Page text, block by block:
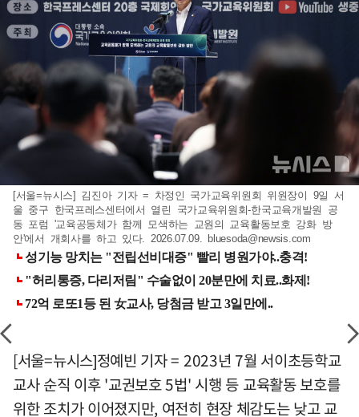
[서울=뉴시스] 김진아 기자 = 차정인 국가교육위원회 위원장이 9일 서
울 중구 한국프레스센터에서 열린 국가교육위원회-한국교육개발원 공
동 포럼 '교육공동체가 함께 모색하는 교원의 교육활동보호 강화 방
안'에서 개회사를 하고 있다. 2026.07.09. bluesoda@newsis.com
[서울=뉴시스]정예빈 기자 = 2023년 7월 서이초등학교
교사 순직 이후 '교권보호 5법' 시행 등 교육활동 보호를
위한 조치가 이어졌지만, 여전히 현장 체감도는 낮고 교